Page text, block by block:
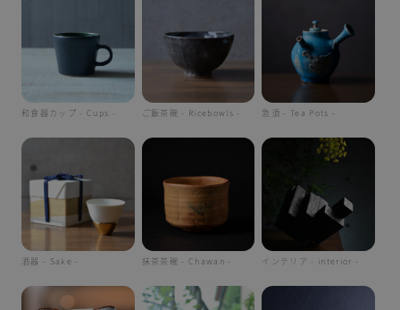
和食器カップ - Cups - ご飯茶碗 - Ricebowls - 急須 - Tea Pots -
酒器 - Sake - 抹茶茶碗 - Chawan - インテリア - interior -